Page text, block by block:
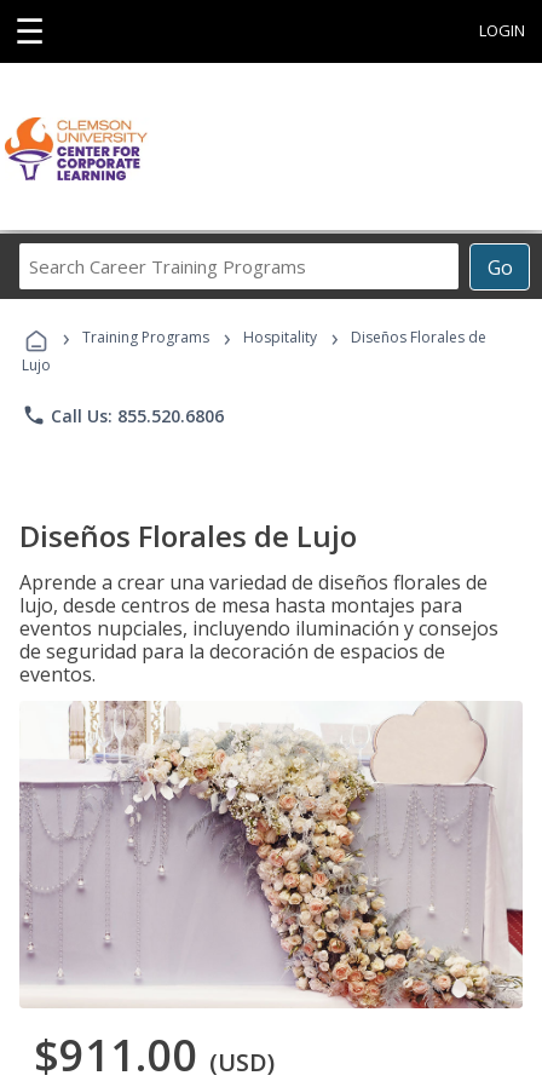
☰ LOGIN
Go
Career
Programs
› Training Programs › Hospitality ›
Diseños Florales de
Lujo
phone Call Us: 855.520.6806
Diseños Florales de Lujo
Aprende a crear una variedad de diseños florales de
lujo, desde centros de mesa hasta montajes para
eventos nupciales, incluyendo iluminación y consejos
de seguridad para la decoración de espacios de
eventos.
$911.00 (USD)